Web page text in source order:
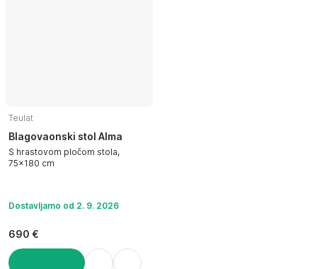
Teulat
Blagovaonski stol Alma
S hrastovom pločom stola,
75x180 cm
Dostavljamo od 2. 9. 2026
690 €